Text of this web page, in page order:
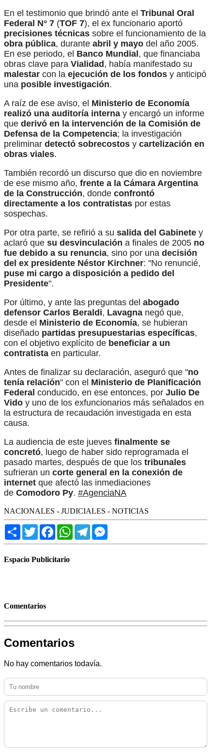
En el testimonio que brindó ante el Tribunal Oral
Federal N° 7 (TOF 7), el ex funcionario aportó
precisiones técnicas sobre el funcionamiento de la
obra pública, durante abril y mayo del año 2005.
En ese periodo, el Banco Mundial , que financiaba
obras clave para Vialidad , había manifestado su
malestar con la ejecución de los fondos y anticipó
una posible investigación.
A raíz de ese aviso, el Ministerio de Economía
realizó una auditoría interna y encargó un informe
que derivó en la intervención de la Comisión de
Defensa de la Competencia; la investigación
preliminar detectó sobrecostos y cartelización en
obras viales.
También recordó un discurso que dio en noviembre
de ese mismo año, frente a la Cámara Argentina
de la Construcción, donde confrontó
directamente a los contratistas por estas
sospechas.
Por otra parte, se refirió a su salida del Gabinete y
aclaró que su desvinculación a finales de 2005 no
fue debido a su renuncia, sino por una decisión
del ex presidente Néstor Kirchner: "No renuncié,
puse mi cargo a disposición a pedido del
Presidente".
Por último, y ante las preguntas del abogado
defensor Carlos Beraldi, Lavagna negó que,
desde el Ministerio de Economía, se hubieran
diseñado partidas presupuestarias específicas,
con el objetivo explícito de beneficiar a un
contratista en particular.
Antes de finalizar su declaración, aseguró que "no
tenía relación" con el Ministerio de Planificación
Federal conducido, en ese entonces, por Julio De
Vido y uno de los exfuncionarios más señalados en
la estructura de recaudación investigada en esta
causa.
La audiencia de este jueves finalmente se
concretó, luego de haber sido reprogramada el
pasado martes, después de que los tribunales
sufrieran un corte general en la conexión de
internet que afectó las inmediaciones
de Comodoro Py. #AgenciaNA
NACIONALES - JUDICIALES - NOTICIAS
Share TwitterFacebookWhatsApp
Telegram
Espacio Publicitario
Comentarios
Comentarios
No hay comentarios todavía.